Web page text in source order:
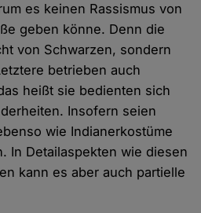
es keinen Rassismus von
geben könne. Denn die
von Schwarzen, sondern
betrieben auch
heißt sie bedienten sich
Insofern seien
wie Indianerkostüme
In Detailaspekten wie diesen
kann es aber auch partielle